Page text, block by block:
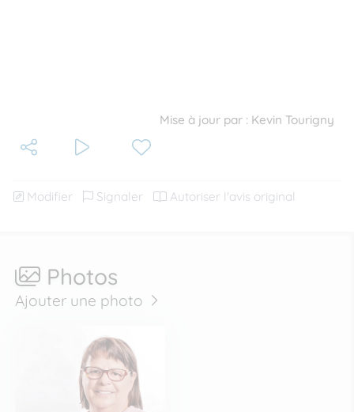
Mise à jour par : Kevin Tourigny
Modifier Signaler Autoriser l'avis original
Photos
Ajouter une photo